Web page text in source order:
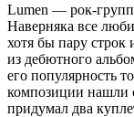
Lumen — рок-
Наверняка все
хотя бы пару
из дебютного
его популярность
композиции нашли
придумал два